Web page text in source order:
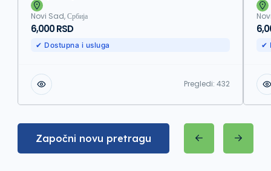
Novi Sad, Србија
6,000 RSD
✔ Dostupna i usluga
Pregledi:432
✔
Započni novu pretragu